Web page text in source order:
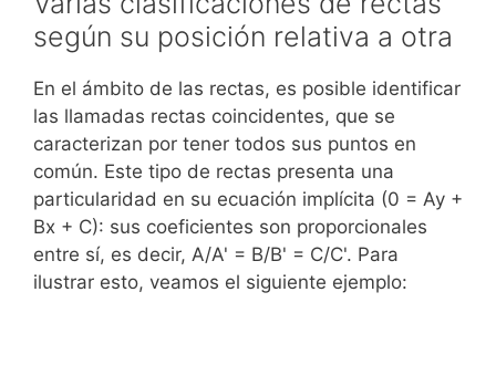
según su posición relativa a otra
En el ámbito de las rectas, es posible identificar
las llamadas rectas coincidentes, que se
caracterizan por tener todos sus puntos en
común. Este tipo de rectas presenta una
particularidad en su ecuación implícita (0 = Ay +
Bx + C): sus coeficientes son proporcionales
entre sí, es decir, A/A' = B/B' = C/C'. Para
ilustrar esto, veamos el siguiente ejemplo: